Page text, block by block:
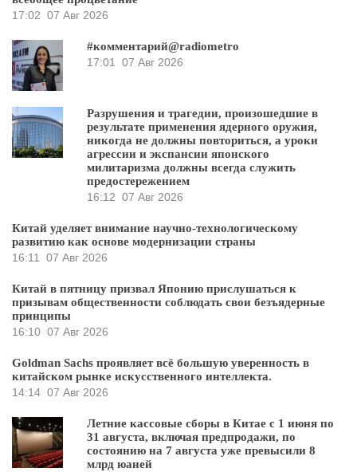
17:02 07 Авг 2026
#комментарий@radiometro
17:01 07 Авг 2026
Разрушения и трагедии, произошедшие в
результате применения ядерного оружия,
никогда не должны повториться, а уроки
агрессии и экспансии японского
милитаризма должны всегда служить
предостережением
16:12 07 Авг 2026
Китай уделяет внимание научно-технологическому
развитию как основе модернизации страны
16:11 07 Авг 2026
Китай в пятницу призвал Японию прислушаться к
призывам общественности соблюдать свои безъядерные
принципы
16:10 07 Авг 2026
Goldman Sachs проявляет всё большую уверенность в
китайском рынке искусственного интеллекта.
14:14 07 Авг 2026
Летние кассовые сборы в Китае с 1 июня по
31 августа, включая предпродажи, по
состоянию на 7 августа уже превысили 8
млрд юаней